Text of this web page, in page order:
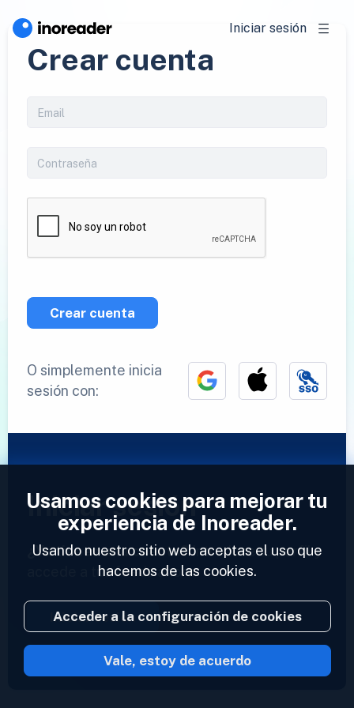
Iniciar sesión
Crear cuenta
Crear cuenta
O simplemente inicia
sesión con:
Iniciar sesión
¿Ya tienes una cuenta?Introduce tu perfil y
accede a tus feeds ahora.
Iniciar sesión
2023 © Inoreader
Usamos cookies para mejorar tu
experiencia de Inoreader.
Usando nuestro sitio web aceptas el uso que
hacemos de las cookies.
Acceder a la configuración de cookies
Vale, estoy de acuerdo